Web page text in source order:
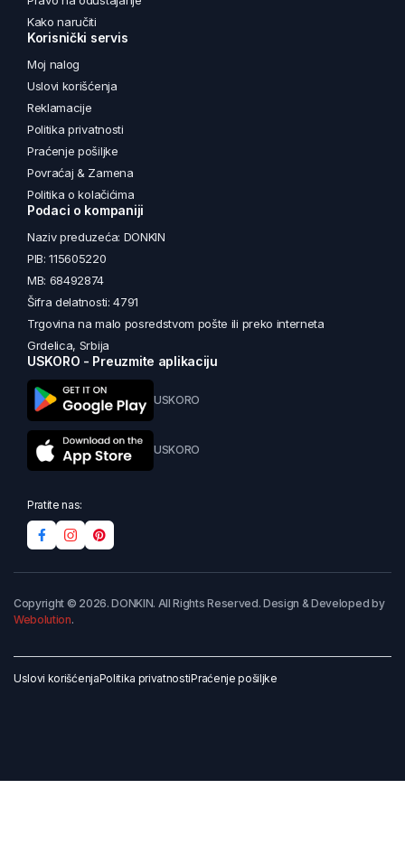
Kako naručiti
Korisnički servis
Moj nalog
Uslovi korišćenja
Reklamacije
Politika privatnosti
Praćenje pošiljke
Povraćaj & Zamena
Politika o kolačićima
Podaci o kompaniji
Naziv preduzeća: DONKIN
PIB: 115605220
MB: 68492874
Šifra delatnosti: 4791
Trgovina na malo posredstvom pošte ili preko interneta
Grdelica, Srbija
USKORO - Preuzmite aplikaciju
USKORO
USKORO
Pratite nas:
Copyright © 2026. DONKIN. All Rights Reserved. Design & Developed by
Webolution.
Uslovi korišćenjaPolitika privatnostiPraćenje pošiljke